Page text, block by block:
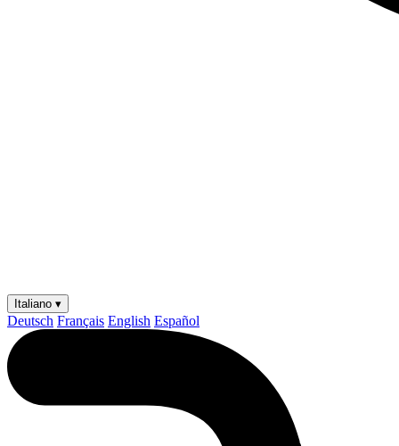
Italiano ▾
Deutsch Français English Español